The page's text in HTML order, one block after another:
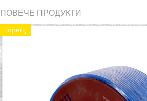
ПОВЕЧЕ ПРОДУКТИ
горещ